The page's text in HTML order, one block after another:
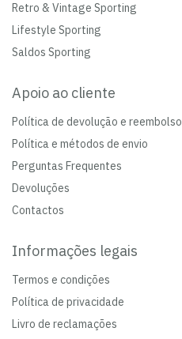
Retro & Vintage Sporting
Lifestyle Sporting
Saldos Sporting
Apoio ao cliente
Política de devolução e reembolso
Política e métodos de envio
Perguntas Frequentes
Devoluções
Contactos
Informações legais
Termos e condições
Política de privacidade
Livro de reclamações